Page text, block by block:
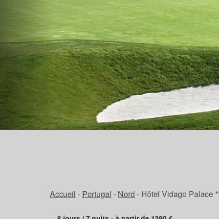
Accueil - Portugal - Nord - Hôtel Vidago Palace